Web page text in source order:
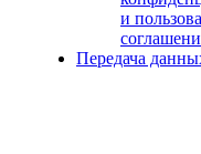
и
Передача